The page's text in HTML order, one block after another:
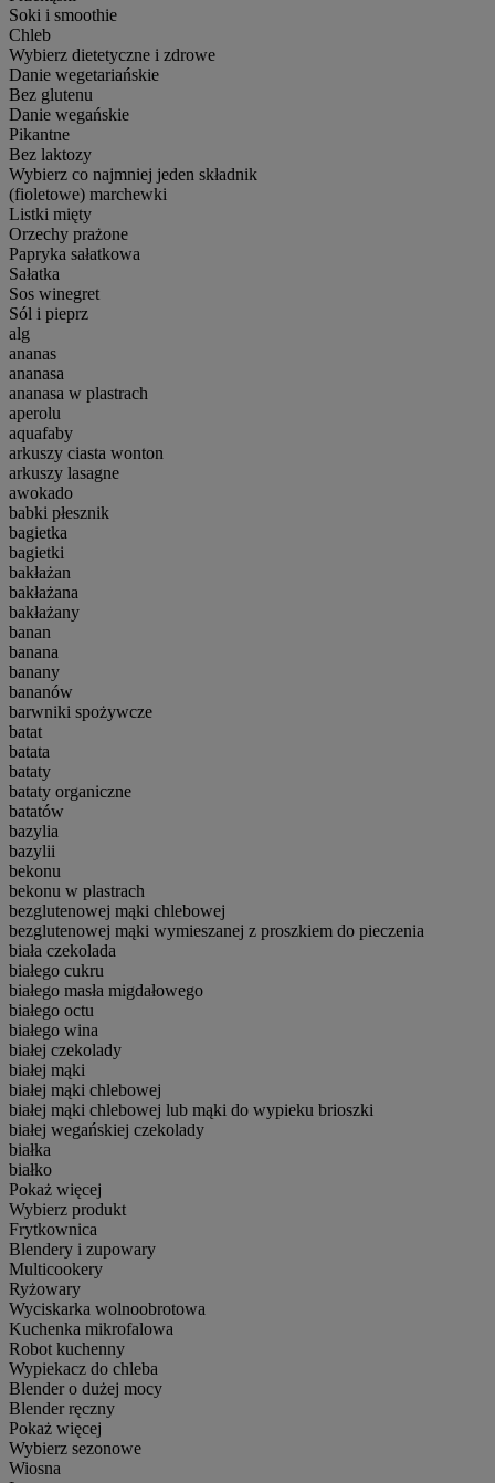
Soki i smoothie
Chleb
Wybierz dietetyczne i zdrowe
Danie wegetariańskie
Bez glutenu
Danie wegańskie
Pikantne
Bez laktozy
Wybierz co najmniej jeden składnik
(fioletowe) marchewki
Listki mięty
Orzechy prażone
Papryka sałatkowa
Sałatka
Sos winegret
Sól i pieprz
alg
ananas
ananasa
ananasa w plastrach
aperolu
aquafaby
arkuszy ciasta wonton
arkuszy lasagne
awokado
babki płesznik
bagietka
bagietki
bakłażan
bakłażana
bakłażany
banan
banana
banany
bananów
barwniki spożywcze
batat
batata
bataty
bataty organiczne
batatów
bazylia
bazylii
bekonu
bekonu w plastrach
bezglutenowej mąki chlebowej
bezglutenowej mąki wymieszanej z proszkiem do pieczenia
biała czekolada
białego cukru
białego masła migdałowego
białego octu
białego wina
białej czekolady
białej mąki
białej mąki chlebowej
białej mąki chlebowej lub mąki do wypieku brioszki
białej wegańskiej czekolady
białka
białko
Pokaż więcej
Wybierz produkt
Frytkownica
Blendery i zupowary
Multicookery
Ryżowary
Wyciskarka wolnoobrotowa
Kuchenka mikrofalowa
Robot kuchenny
Wypiekacz do chleba
Blender o dużej mocy
Blender ręczny
Pokaż więcej
Wybierz sezonowe
Wiosna